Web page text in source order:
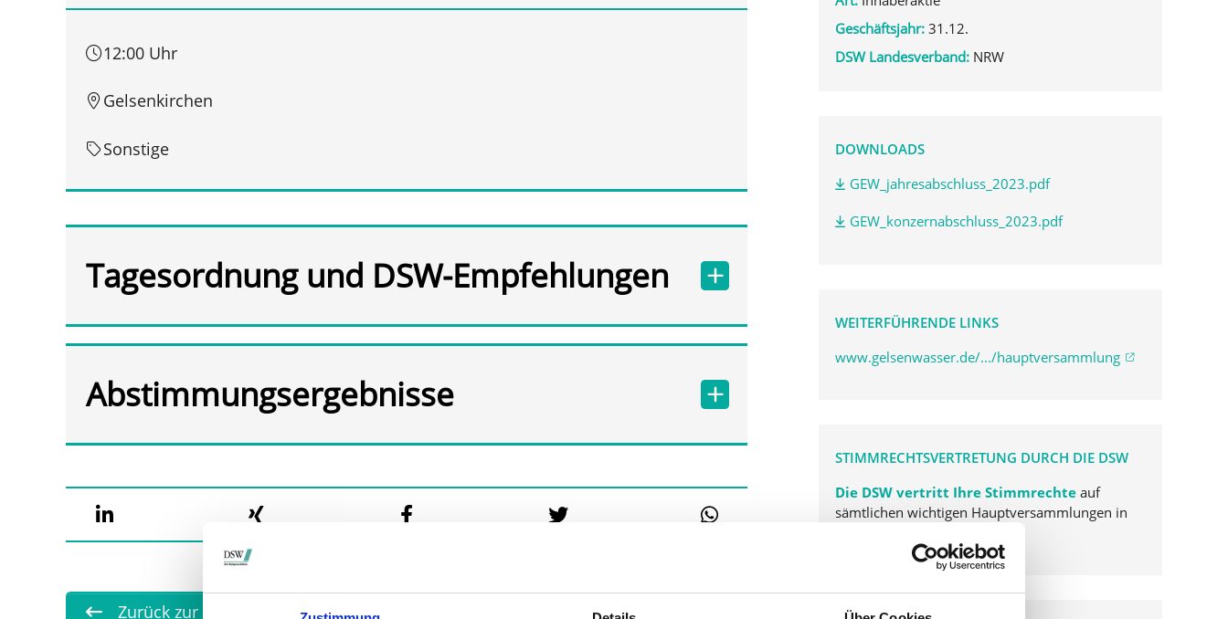
12:00 Uhr
Gelsenkirchen
Sonstige
Tagesordnung und DSW-Empfehlungen
Abstimmungsergebnisse
Zurück zur Übersicht
Geschäftsjahr: 31.12.
DSW Landesverband: NRW
DOWNLOADS
GEW_jahresabschluss_2023.pdf
GEW_konzernabschluss_2023.pdf
WEITERFÜHRENDE LINKS
www.gelsenwasser.de/.../hauptversammlung
STIMMRECHTSVERTRETUNG DURCH DIE DSW
Die DSW vertritt Ihre Stimmrechte auf
sämtlichen wichtigen Hauptversammlungen in